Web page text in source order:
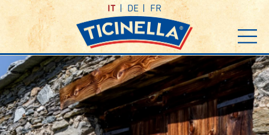
IT DE FR